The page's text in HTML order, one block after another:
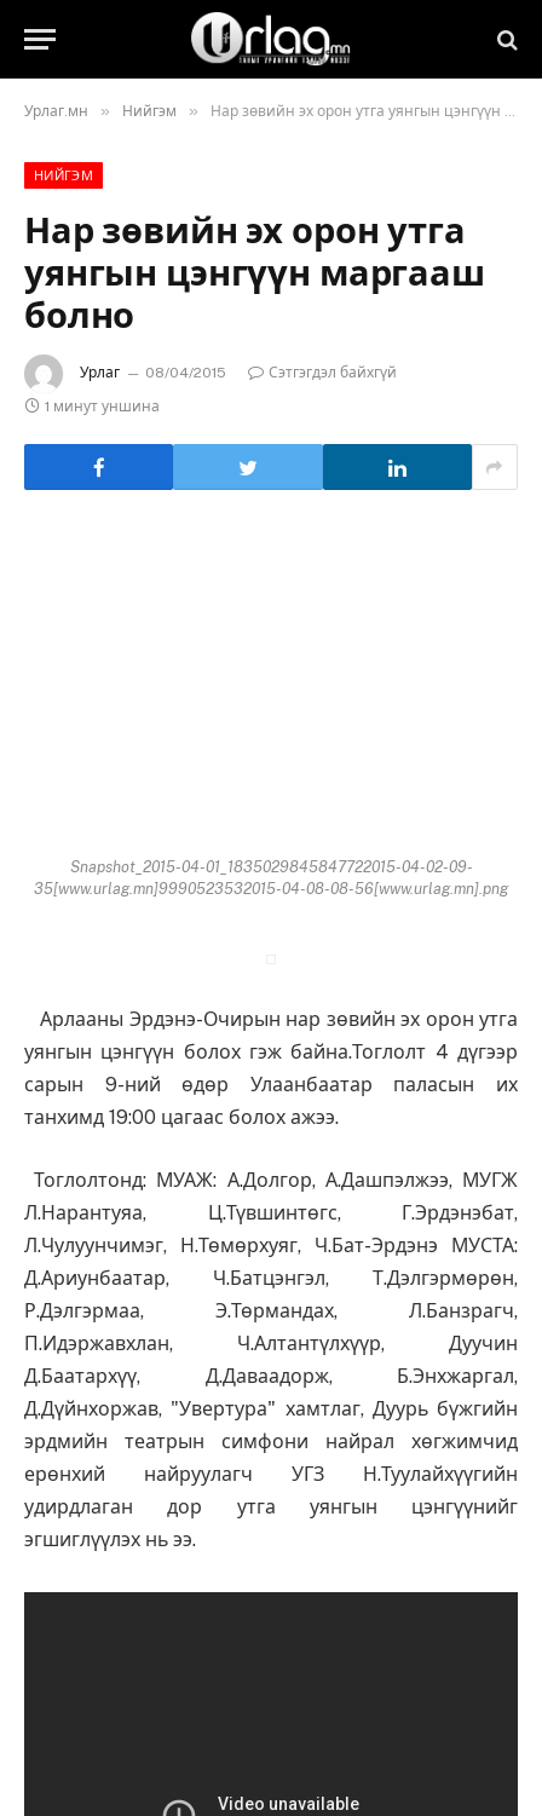
Урлаг.мн » Нийгэм » Нар зөвийн эх орон утга уянгын цэнгүүн маргааш болно
НИЙГЭМ
Нар зөвийн эх орон утга
уянгын цэнгүүн маргааш
болно
Урлаг 08/04/2015
Сэтгэгдэл байхгүй
1 минут уншина
Snapshot_2015-04-01_1835029845847722015-04-02-09-
35[www.urlag.mn]9990523532015-04-08-08-56[www.urlag.mn].png
Арлааны Эрдэнэ-Очирын нар зөвийн эх орон утга
уянгын цэнгүүн болох гэж байна.Тоглолт 4 дүгээр
сарын 9-ний өдөр Улаанбаатар паласын их
танхимд 19:00 цагаас болох ажээ.
Тоглолтонд: МУАЖ: А.Долгор, А.Дашпэлжээ, МУГЖ
Л.Нарантуяа, Ц.Түвшинтөгс, Г.Эрдэнэбат,
Л.Чулуунчимэг, Н.Төмөрхуяг, Ч.Бат-Эрдэнэ МУСТА:
Д.Ариунбаатар, Ч.Батцэнгэл, Т.Дэлгэрмөрөн,
Р.Дэлгэрмаа, Э.Төрмандах, Л.Банзрагч,
П.Идэржавхлан, Ч.Алтантүлхүүр, Дуучин
Д.Баатархүү, Д.Даваадорж, Б.Энхжаргал,
Д.Дүйнхоржав, "Увертура" хамтлаг, Дуурь бүжгийн
эрдмийн театрын симфони найрал хөгжимчид
ерөнхий найруулагч УГЗ Н.Туулайхүүгийн
удирдлаган дор утга уянгын цэнгүүнийг
эгшиглүүлэх нь ээ.